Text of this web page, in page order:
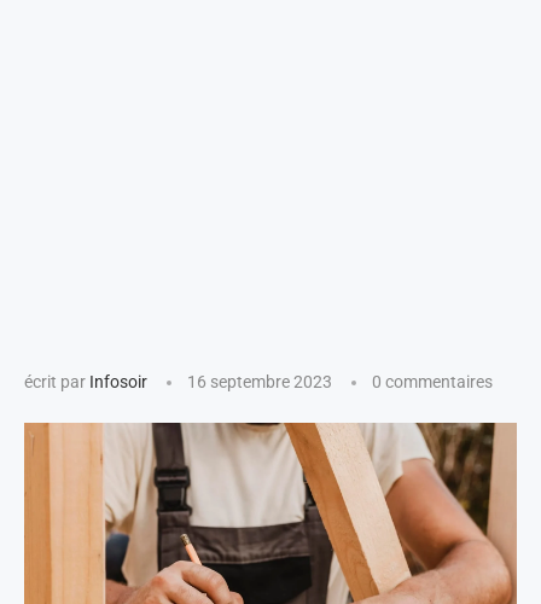
écrit par Infosoir 16 septembre 2023 0 commentaires